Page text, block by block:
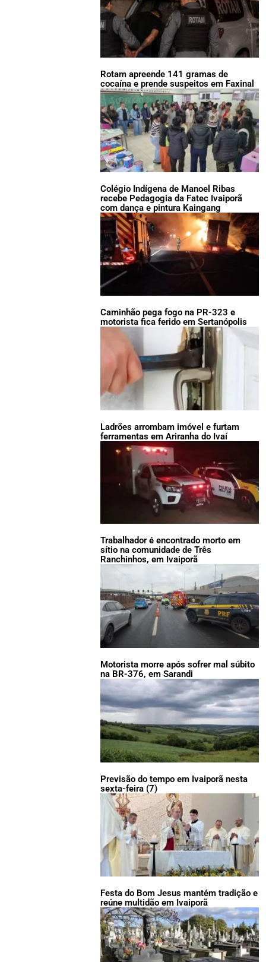
Rotam apreende 141 gramas de
cocaína e prende suspeitos em Faxinal
Colégio Indígena de Manoel Ribas
recebe Pedagogia da Fatec Ivaiporã
com dança e pintura Kaingang
Caminhão pega fogo na PR-323 e
motorista fica ferido em Sertanópolis
Ladrões arrombam imóvel e furtam
ferramentas em Ariranha do Ivaí
Trabalhador é encontrado morto em
sítio na comunidade de Três
Ranchinhos, em Ivaiporã
Motorista morre após sofrer mal súbito
na BR-376, em Sarandi
Previsão do tempo em Ivaiporã nesta
sexta-feira (7)
Festa do Bom Jesus mantém tradição e
reúne multidão em Ivaiporã